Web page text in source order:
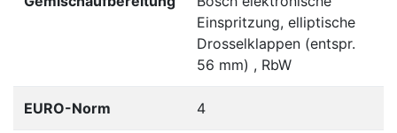
Einspritzung, elliptische
Drosselklappen (entspr.
56 mm) , RbW
EURO-Norm 4